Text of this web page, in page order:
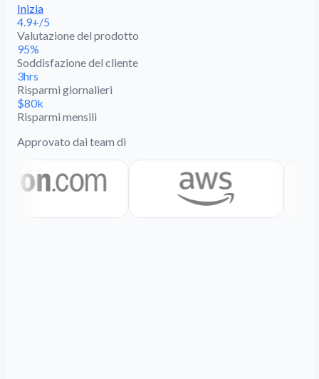
Inizia
4.9+/5
Valutazione del prodotto
95%
Soddisfazione del cliente
3hrs
Risparmi giornalieri
$80k
Risparmi mensili
Approvato dai team di